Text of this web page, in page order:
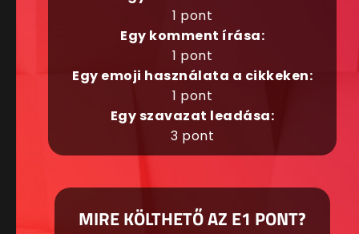
1 pont
Egy komment írása:
1 pont
Egy emoji használata a cikkeken:
1 pont
Egy szavazat leadása:
3 pont
MIRE KÖLTHETŐ AZ E1 PONT?